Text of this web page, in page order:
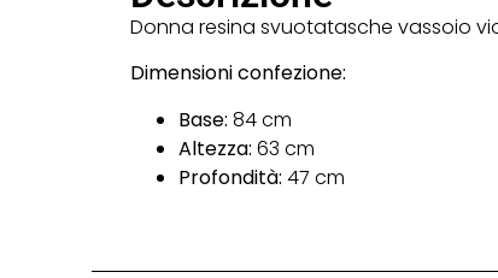
Donna resina svuotatasche vassoio
Dimensioni confezione:
Base: 84 cm
Altezza: 63 cm
Profondità: 47 cm